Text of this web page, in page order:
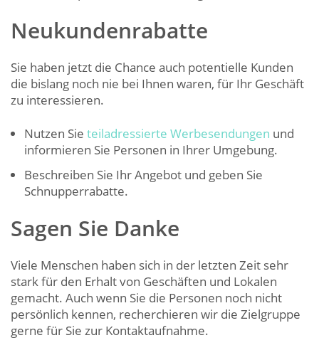
Neukundenrabatte
Sie haben jetzt die Chance auch potentielle Kunden
die bislang noch nie bei Ihnen waren, für Ihr Geschäft
zu interessieren.
Nutzen Sie teiladressierte Werbesendungen und
informieren Sie Personen in Ihrer Umgebung.
Beschreiben Sie Ihr Angebot und geben Sie
Schnupperrabatte.
Sagen Sie Danke
Viele Menschen haben sich in der letzten Zeit sehr
stark für den Erhalt von Geschäften und Lokalen
gemacht. Auch wenn Sie die Personen noch nicht
persönlich kennen, recherchieren wir die Zielgruppe
gerne für Sie zur Kontaktaufnahme.